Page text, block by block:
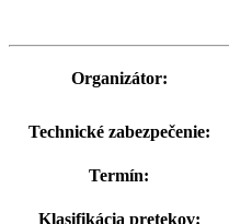
Organizátor:
Technické zabezpečenie:
Termín:
Klasifikácia pretekov: